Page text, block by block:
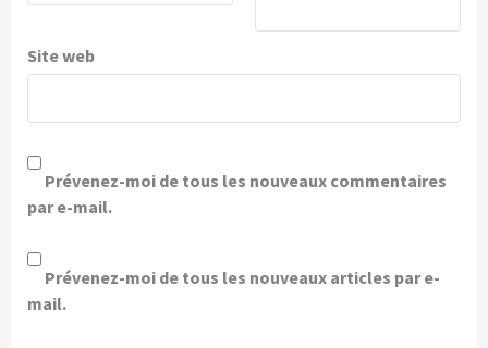
Site web
Prévenez-moi de tous les nouveaux commentaires
par e-mail.
Prévenez-moi de tous les nouveaux articles par e-
mail.